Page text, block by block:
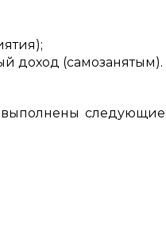
доход (самозанятым).
следующие